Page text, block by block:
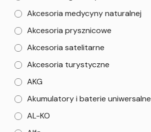
Akcesoria medycyny naturalnej
Akcesoria prysznicowe
Akcesoria satelitarne
Akcesoria turystyczne
AKG
Akumulatory i baterie uniwersalne
AL-KO